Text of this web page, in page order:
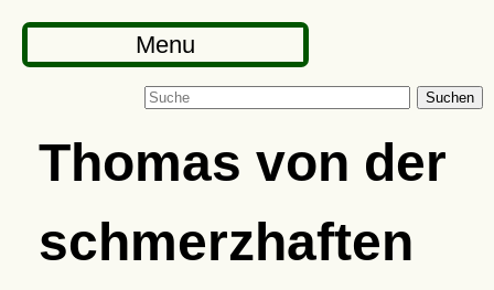
Menu
Suchen
Thomas von der
schmerzhaften